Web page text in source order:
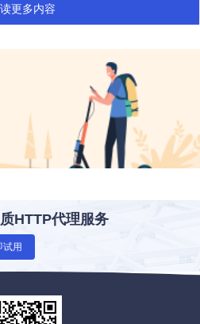
更多内容
HTTP代理服务
试用